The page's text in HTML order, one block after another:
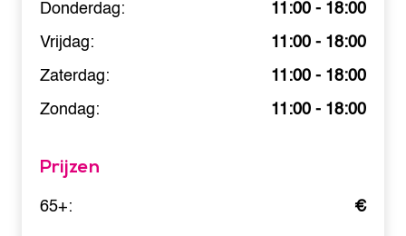
Donderdag:
11:00 - 18:00
Vrijdag:
11:00 - 18:00
Zaterdag:
11:00 - 18:00
Zondag:
11:00 - 18:00
Prijzen
65+: €